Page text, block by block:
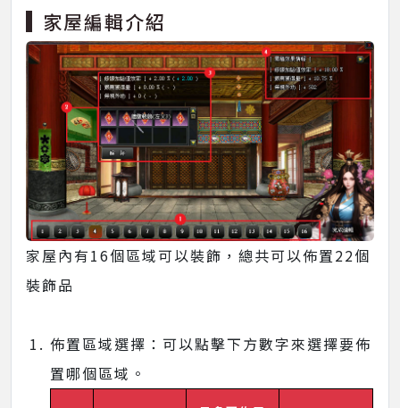
家屋編輯介紹
家屋內有16個區域可以裝飾，總共可以佈置22個
裝飾品
佈置區域選擇：可以點擊下方數字來選擇要佈
置哪個區域。